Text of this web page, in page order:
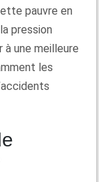
pauvre en
pression
une meilleure
les